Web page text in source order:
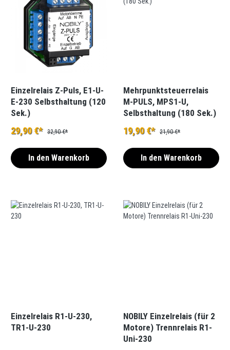
Einzelrelais Z-Puls, E1-U-
E-230 Selbsthaltung (120
Sek.)
29,90 €* 32,90 €*
In den Warenkorb
Mehrpunktsteuerrelais
M-PULS, MPS1-U,
Selbsthaltung (180 Sek.)
19,90 €* 21,90 €*
In den Warenkorb
Einzelrelais R1-U-230,
TR1-U-230
NOBILY Einzelrelais (für 2
Motore) Trennrelais R1-
Uni-230